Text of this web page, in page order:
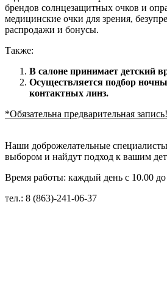
брендов солнцезащитных очков и
медицинские очки для зрения,
распродажи и бонусы.
Также:
В салоне принимает детский
Осуществляется подбор
контактных линз.
*Обязательна предварительная запись!
Наши доброжелательные
выбором и найдут подход к вашим
Время работы: каждый день с 10.00
тел.: 8 (863)-241-06-37